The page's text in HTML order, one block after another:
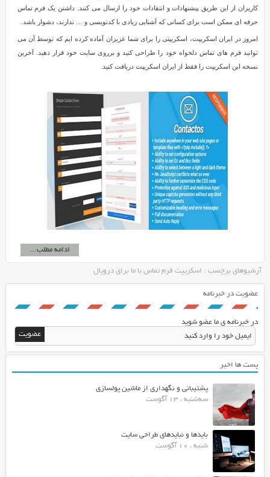
کاریران از این طریق پیشنهادات و انتقادات خود را ارسال می کنند. داشتن یک فرم تماس
حرفه ای ممکن است برای کسانی که آشنایی زیادی با کدنویسی و … ندارند، دشوار باشد.
امروز در ایران اسکریپت، اسکریپتی را برای شما عزیزان آماده کرده ایم که توسط آن می
توانید فرم های تماس دلخواه خود را طراحی کنید و برروی سایت خود قرار دهید. آخرین
نسخه این اسکریپت را فقط از ایران اسکریپت دریافت کنید.
ادامه مطلب...
آرشیوهای برچسب : اسکریپت فرم تماس با ما برای دروپال
عضویت در خبرنامه
در خبرنامه ی ما عضو شوید
پست ها اخیر
پشتیبانی و نگهداری از ماشین پولسازی
سه‌شنبه ، 13 آگوست
بایدها و نبایدهای طراحی سایت
شنبه ، 10 آگوست